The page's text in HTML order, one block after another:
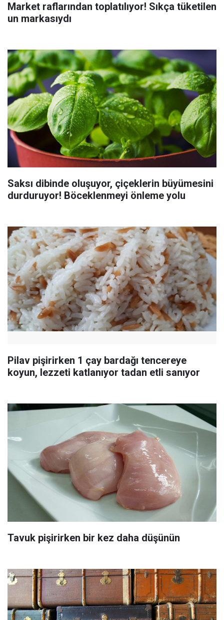
Market raflarından toplatılıyor! Sıkça tüketilen
un markasıydı
Saksı dibinde oluşuyor, çiçeklerin büyümesini
durduruyor! Böceklenmeyi önleme yolu
Pilav pişirirken 1 çay bardağı tencereye
koyun, lezzeti katlanıyor tadan etli sanıyor
Tavuk pişirirken bir kez daha düşünün